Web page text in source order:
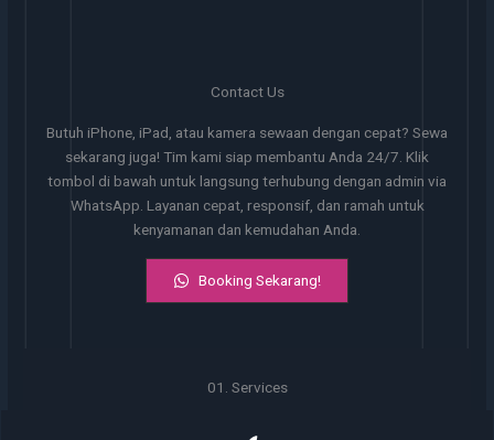
Contact Us
Butuh iPhone, iPad, atau kamera sewaan dengan cepat? Sewa
sekarang juga! Tim kami siap membantu Anda 24/7. Klik
tombol di bawah untuk langsung terhubung dengan admin via
WhatsApp. Layanan cepat, responsif, dan ramah untuk
kenyamanan dan kemudahan Anda.
Booking Sekarang!
01. Services